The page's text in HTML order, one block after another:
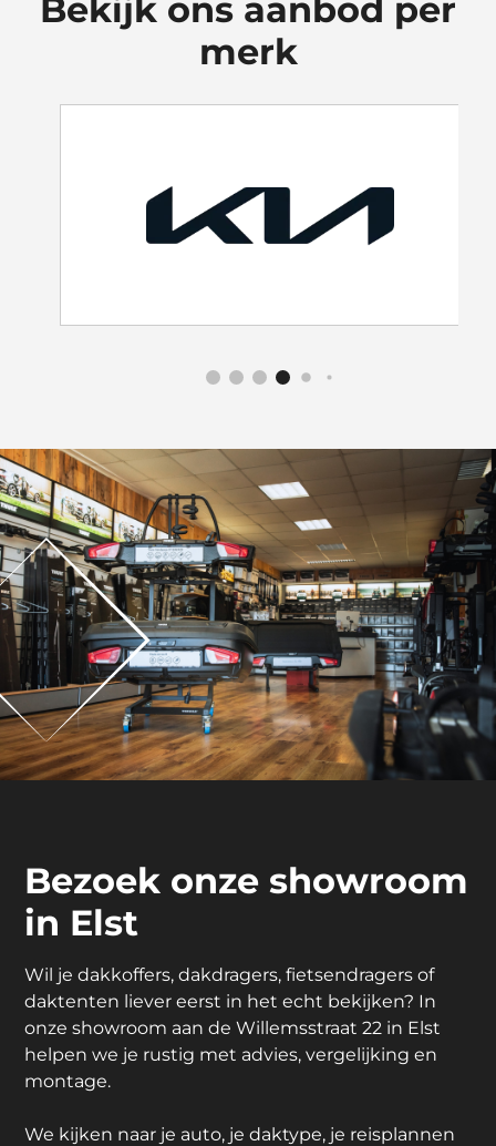
Bekijk ons aanbod per
merk
Bezoek onze showroom
in Elst
Wil je dakkoffers, dakdragers, fietsendragers of
daktenten liever eerst in het echt bekijken? In
onze showroom aan de Willemsstraat 22 in Elst
helpen we je rustig met advies, vergelijking en
montage.
We kijken naar je auto, je daktype, je reisplannen